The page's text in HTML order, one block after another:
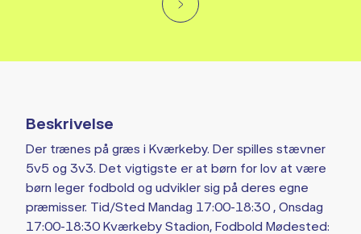
Beskrivelse
Der trænes på græs i Kværkeby. Der spilles stævner
5v5 og 3v3. Det vigtigste er at børn for lov at være
børn leger fodbold og udvikler sig på deres egne
præmisser. Tid/Sted Mandag 17:00-18:30 , Onsdag
17:00-18:30 Kværkeby Stadion, Fodbold Mødested: